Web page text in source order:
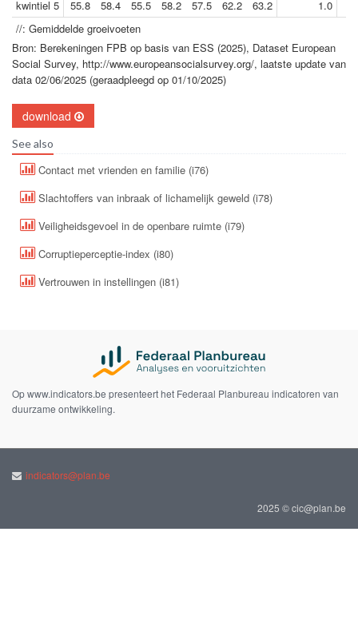
kwintiel 5 55.8 58.4 55.5 58.2 57.5 62.2 63.2
1.0
//: Gemiddelde groeivoeten
Bron: Berekeningen FPB op basis van ESS (2025), Dataset European
Social Survey, http://www.europeansocialsurvey.org/, laatste update van
data 02/06/2025 (geraadpleegd op 01/10/2025)
download
See also
Contact met vrienden en familie (i76)
Slachtoffers van inbraak of lichamelijk geweld (i78)
Veiligheidsgevoel in de openbare ruimte (i79)
Corruptieperceptie-index (i80)
Vertrouwen in instellingen (i81)
Op www.indicators.be presenteert het Federaal Planbureau indicatoren van
duurzame ontwikkeling.
indicators@plan.be
2025 © cic@plan.be